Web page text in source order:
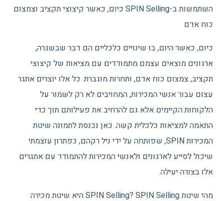
השתמשות ב-SPIN Selling כיום, כאשר קיצוצי תקציב וצמצום
כוח אדם
כיום, כאשר היום, בו שינויים כלכליים הם דבר שבשגרה,
ארגונים מוצאים עצמם מתמודדים עם מציאות של קיצוצי
תקציב, צמצום כוח אדם, ותחרות מוגברת. כל אלו יוצרים אתגר
עצום עבור אנשי המכירות, המחויבים לא רק לשמור על
הלקוחות הקיימים אלא גם להרחיב את פעילותם תוך כדי
התאמה למציאות כלכלית קשה. כאן נכנסת לתמונה שיטת
המכירות SPIN, שפותחה על ידי ניל רקהם, כפתרון עוצמתי
שיכול לסייע לארגונים ולאנשי המכירות להתמודד עם אתגרים
אלו בצורה יעילה.
מהי שיטת SPIN Selling? SPIN Selling היא שיטת מכירה